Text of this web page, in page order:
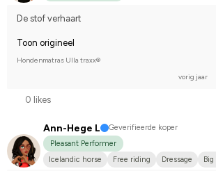
De stof verhaart
Toon origineel
Hondenmatras Ulla traxx®
vorig jaar
0 likes
Ann-Hege L
Geverifieerde koper
Pleasant Performer
Icelandic horse
Free riding Dressage Big